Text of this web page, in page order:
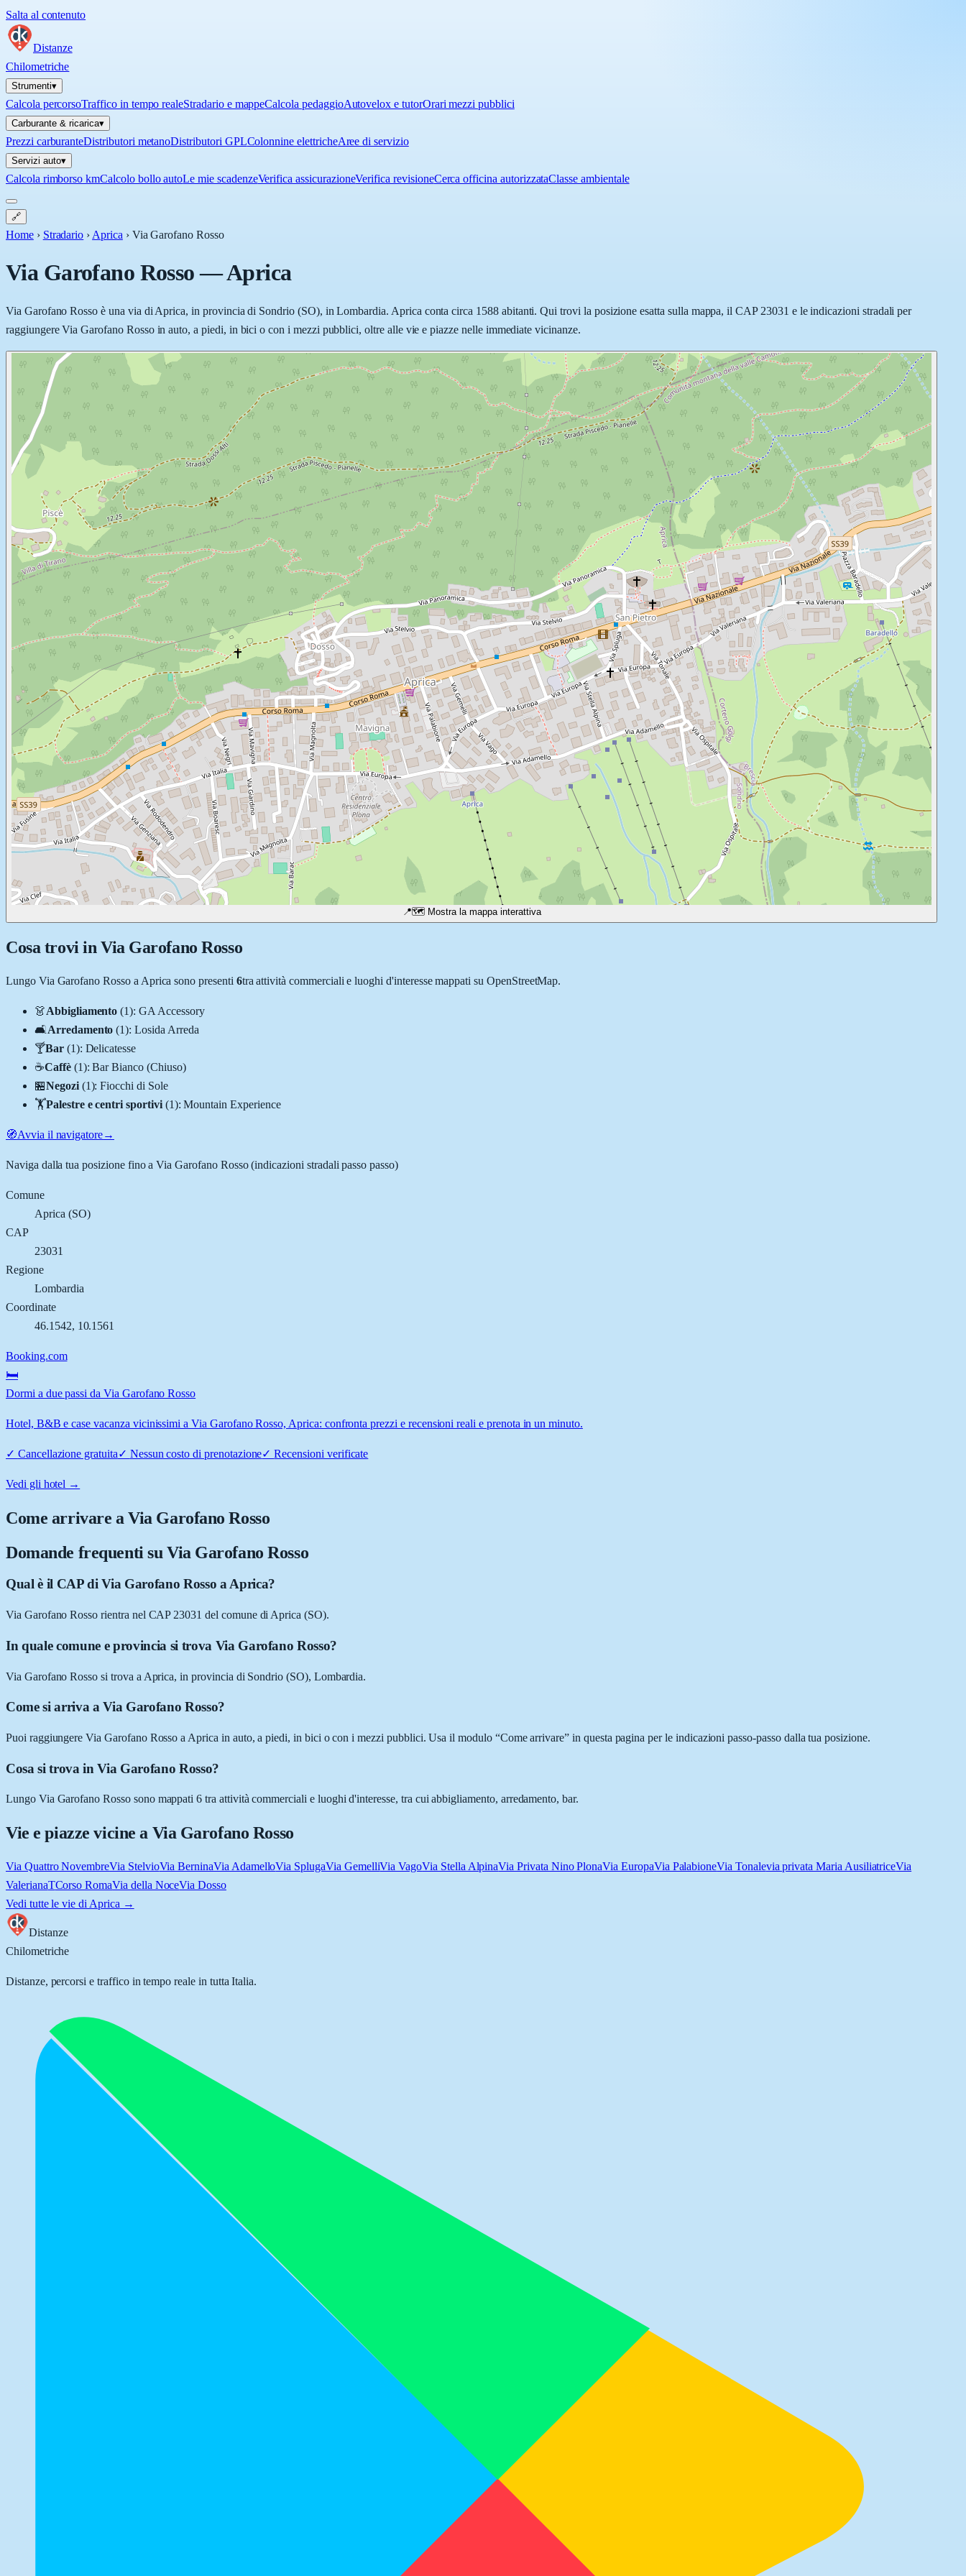
Salta al contenuto
Distanze
Chilometriche
Strumenti▾
Calcola percorsoTraffico in tempo realeStradario e mappeCalcola pedaggioAutovelox e tutorOrari mezzi pubblici
Carburante & ricarica▾
Prezzi carburanteDistributori metanoDistributori GPLColonnine elettricheAree di servizio
Servizi auto▾
Calcola rimborso kmCalcolo bollo autoLe mie scadenzeVerifica assicurazioneVerifica revisioneCerca officina autorizzataClasse ambientale
🔗
Home › Stradario › Aprica › Via Garofano Rosso
Via Garofano Rosso—Aprica
Via Garofano Rosso è una via di Aprica, in provincia di Sondrio (SO), in Lombardia. Aprica conta circa 1588 abitanti. Qui trovi la posizione esatta sulla mappa, il CAP 23031 e le indicazioni stradali per
raggiungere Via Garofano Rosso in auto, a piedi, in bici o con i mezzi pubblici, oltre alle vie e piazze nelle immediate vicinanze.
📍🗺️ Mostra la mappa interattiva
Cosa trovi in Via Garofano Rosso
Lungo Via Garofano Rossoa Aprica sono presenti 6tra attività commerciali e luoghi d'interesse mappati su OpenStreetMap.
👗Abbigliamento (1):GA Accessory
🛋️Arredamento (1):Losida Arreda
🍸Bar (1): Delicatesse
☕Caffè (1):Bar Bianco (Chiuso)
🏪Negozi (1):Fiocchi di Sole
🏋️Palestre e centri sportivi (1):Mountain Experience
🧭Avvia il navigatore→
Naviga dalla tua posizione fino aVia Garofano Rosso(indicazioni stradali passo passo)
Comune
Aprica (SO)
CAP
23031
Regione
Lombardia
Coordinate
46.1542, 10.1561
Booking.com
🛏️
Dormi a due passi da Via Garofano Rosso
Hotel, B&B e case vacanza vicinissimi a Via Garofano Rosso, Aprica: confronta prezzi e recensioni reali e prenota in un minuto.
✓ Cancellazione gratuita✓ Nessun costo di prenotazione✓Recensioni verificate
Vedi gli hotel →
Come arrivare aVia Garofano Rosso
Domande frequenti su Via Garofano Rosso
Qual è il CAP di Via Garofano Rosso a Aprica?
Via Garofano Rosso rientra nel CAP 23031 del comune di Aprica (SO).
In quale comune e provincia si trova Via Garofano Rosso?
Via Garofano Rosso si trova a Aprica, in provincia di Sondrio (SO), Lombardia.
Come si arriva a Via Garofano Rosso?
Puoi raggiungere Via Garofano Rosso a Aprica in auto, a piedi, in bici o con i mezzi pubblici. Usa il modulo “Come arrivare” in questa pagina per le indicazioni passo-passo dalla tua posizione.
Cosa si trova in Via Garofano Rosso?
Lungo Via Garofano Rosso sono mappati 6 tra attività commerciali e luoghi d'interesse, tra cui abbigliamento, arredamento, bar.
Vie e piazze vicine a Via Garofano Rosso
Via Quattro NovembreVia StelvioVia BerninaVia AdamelloVia SplugaVia GemelliVia VagoVia Stella AlpinaVia Privata Nino PlonaVia EuropaVia PalabioneVia Tonalevia privata Maria AusiliatriceVia
ValerianaTCorso RomaVia della NoceVia Dosso
Vedi tutte le vie di Aprica →
Distanze
Chilometriche
Distanze, percorsi e traffico in tempo reale in tutta Italia.